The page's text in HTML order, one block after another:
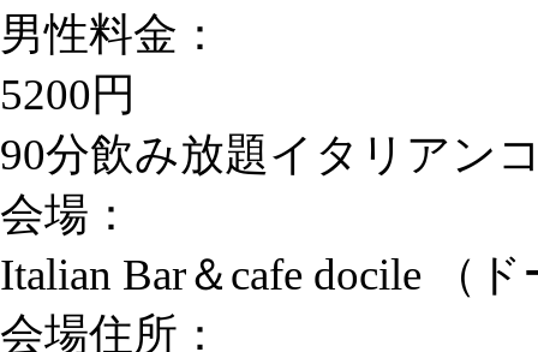
男性料金：
5200円
90分飲み放題イタリアン
会場：
Italian Bar＆cafe docile （
会場住所：